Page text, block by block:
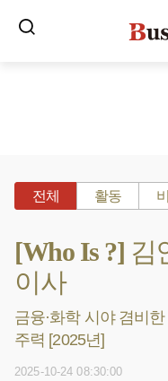
전체 활동
[Who Is ?] 김
이사
금융·화학 시야 겸비
주력 [2025년]
2025-10-24 08:30:00